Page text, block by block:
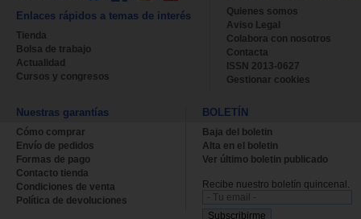
Enlaces rápidos a temas de interés
Tienda
Bolsa de trabajo
Actualidad
Cursos y congresos
Quienes somos
Aviso Legal
Colabora con nosotros
Contacta
ISSN 2013-0627
Gestionar cookies
Nuestras garantías
Cómo comprar
Envío de pedidos
Formas de pago
Contacto tienda
Condiciones de venta
Política de devoluciones
BOLETÍN
Baja del boletin
Alta en el boletin
Ver último boletin publicado
Recibe nuestro boletín quincenal.